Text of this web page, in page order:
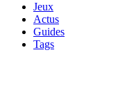
Jeux
Actus
Guides
Tags